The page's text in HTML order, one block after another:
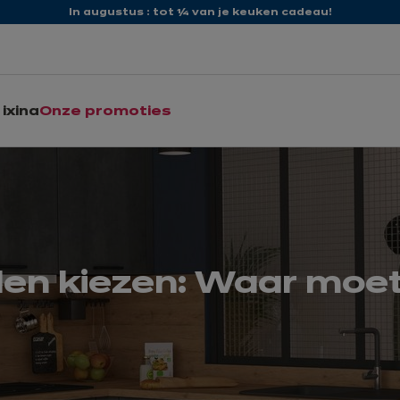
In augustus : tot ¼ van je keuken cadeau!
ixinaOnze promoties
kiezen: Waar